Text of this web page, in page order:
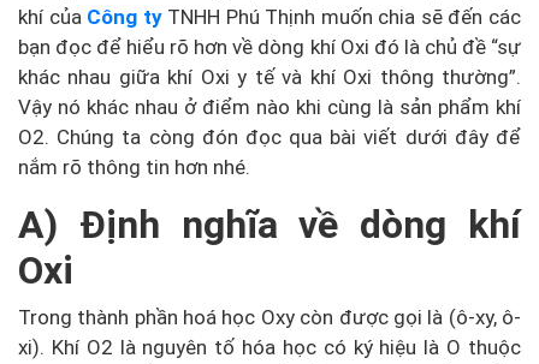
khí của Công tyTNHH Phú Thịnh muốn chia sẽ đến các
bạn đọc để hiểu rõ hơn về dòng khí Oxi đó là chủ đề “sự
khác nhau giữa khí Oxi y tế và khí Oxi thông thường”.
Vậy nó khác nhau ở điểm nào khi cùng là sản phẩm khí
O2. Chúng ta còng đón đọc qua bài viết dưới đây để
nắm rõ thông tin hơn nhé.
A) Định nghĩa về dòng khí
Oxi
Trong thành phần hoá học Oxy còn được gọi là (ô-xy, ô-
xi). Khí O2 là nguyên tố hóa học có ký hiệu là O thuộc